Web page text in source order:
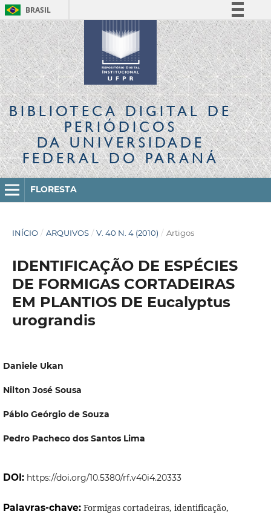
BRASIL
Simplifique!
Comunica BR
Participe
Acesso à informação
Legislação
Canais
BIBLIOTECA DIGITALDE
PERIÓDICOS
DA UNIVERSIDADE
FEDERAL DO PARANÁ
FLORESTA
INÍCIO / ARQUIVOS / V. 40 N. 4 (2010) / Artigos
IDENTIFICAÇÃO DE ESPÉCIES
DE FORMIGAS CORTADEIRAS
EM PLANTIOS DE Eucalyptus
urograndis
Daniele Ukan
Nilton José Sousa
Páblo Geórgio de Souza
Pedro Pacheco dos Santos Lima
DOI: https://doi.org/10.5380/rf.v40i4.20333
Palavras-chave: Formigas cortadeiras, identificação,